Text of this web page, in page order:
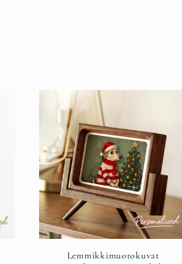
Lemmikkimuotokuvat